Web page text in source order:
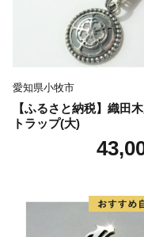
としても知られてい
も多く存在し、悠久
【返礼品の発送につ
かる場合がございま
・5千円以上の寄付
愛知県小牧市
【ふるさと納税】織田
トラップ(大)